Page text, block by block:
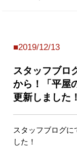
2019/12/13
スタッフブロ
から！「平屋
更新しました！
スタッフブログに
した！